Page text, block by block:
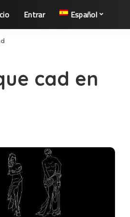
Entrar Español
cad en